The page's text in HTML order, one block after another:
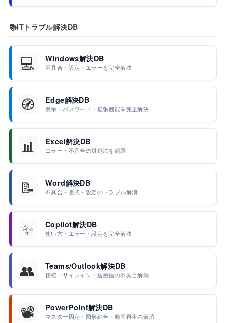
📚ITトラブル解決DB
💻 Windows解決DB
不具合・設定・エラーを完全解決
🧭 Edge解決DB
表示・パスワード・拡張機能を完全解決
📊 Excel解決DB
エラー・不具合の対処法を網羅
📝 Word解決DB
不具合・書式・設定のトラブル解消
✨ Copilot解決DB
使い方・エラー・設定を完全解決
👥 Teams/Outlook解決DB
接続・サインイン・送受信の不具合解消
📽️ PowerPoint解決DB
マスター固定・図形結合・動画再生の解消